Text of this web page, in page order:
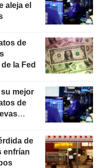
aleja el
de
la Fed
su mejor
de
de
enfrían